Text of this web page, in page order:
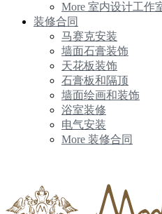
More 室内设计工作
装修合同
马赛克安装
墙面石膏装饰
天花板装饰
石膏板和隔顶
墙面绘画和装饰
浴室装修
电气安装
More 装修合同